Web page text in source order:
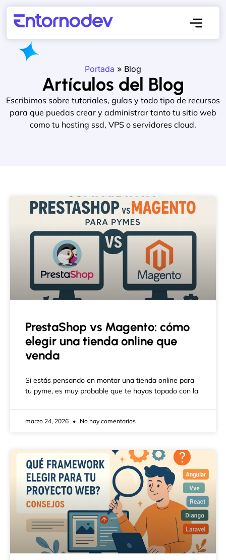
Portada » Blog
Artículos del Blog
Escribimos sobre tutoriales, guías y todo tipo de recursos
para que puedas crear y administrar tanto tu sitio web
como tu hosting ssd, VPS o servidores cloud.
PrestaShop vs Magento: cómo
elegir una tienda online que
venda
Si estás pensando en montar una tienda online para
tu pyme, es muy probable que te hayas topado con la
marzo 24, 2026 No hay comentarios